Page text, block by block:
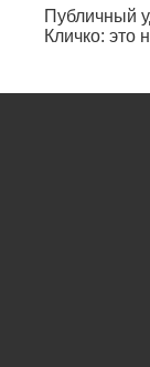
Публичный
Кличко: это